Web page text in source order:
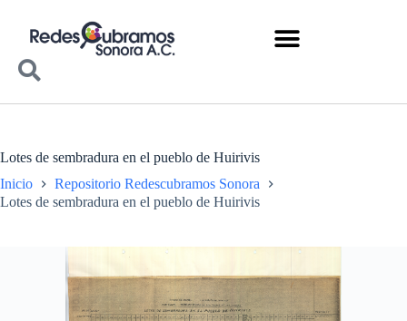
Lotes de sembradura en el pueblo de Huirivis
Inicio
Repositorio Redescubramos Sonora
Lotes de sembradura en el pueblo de Huirivis